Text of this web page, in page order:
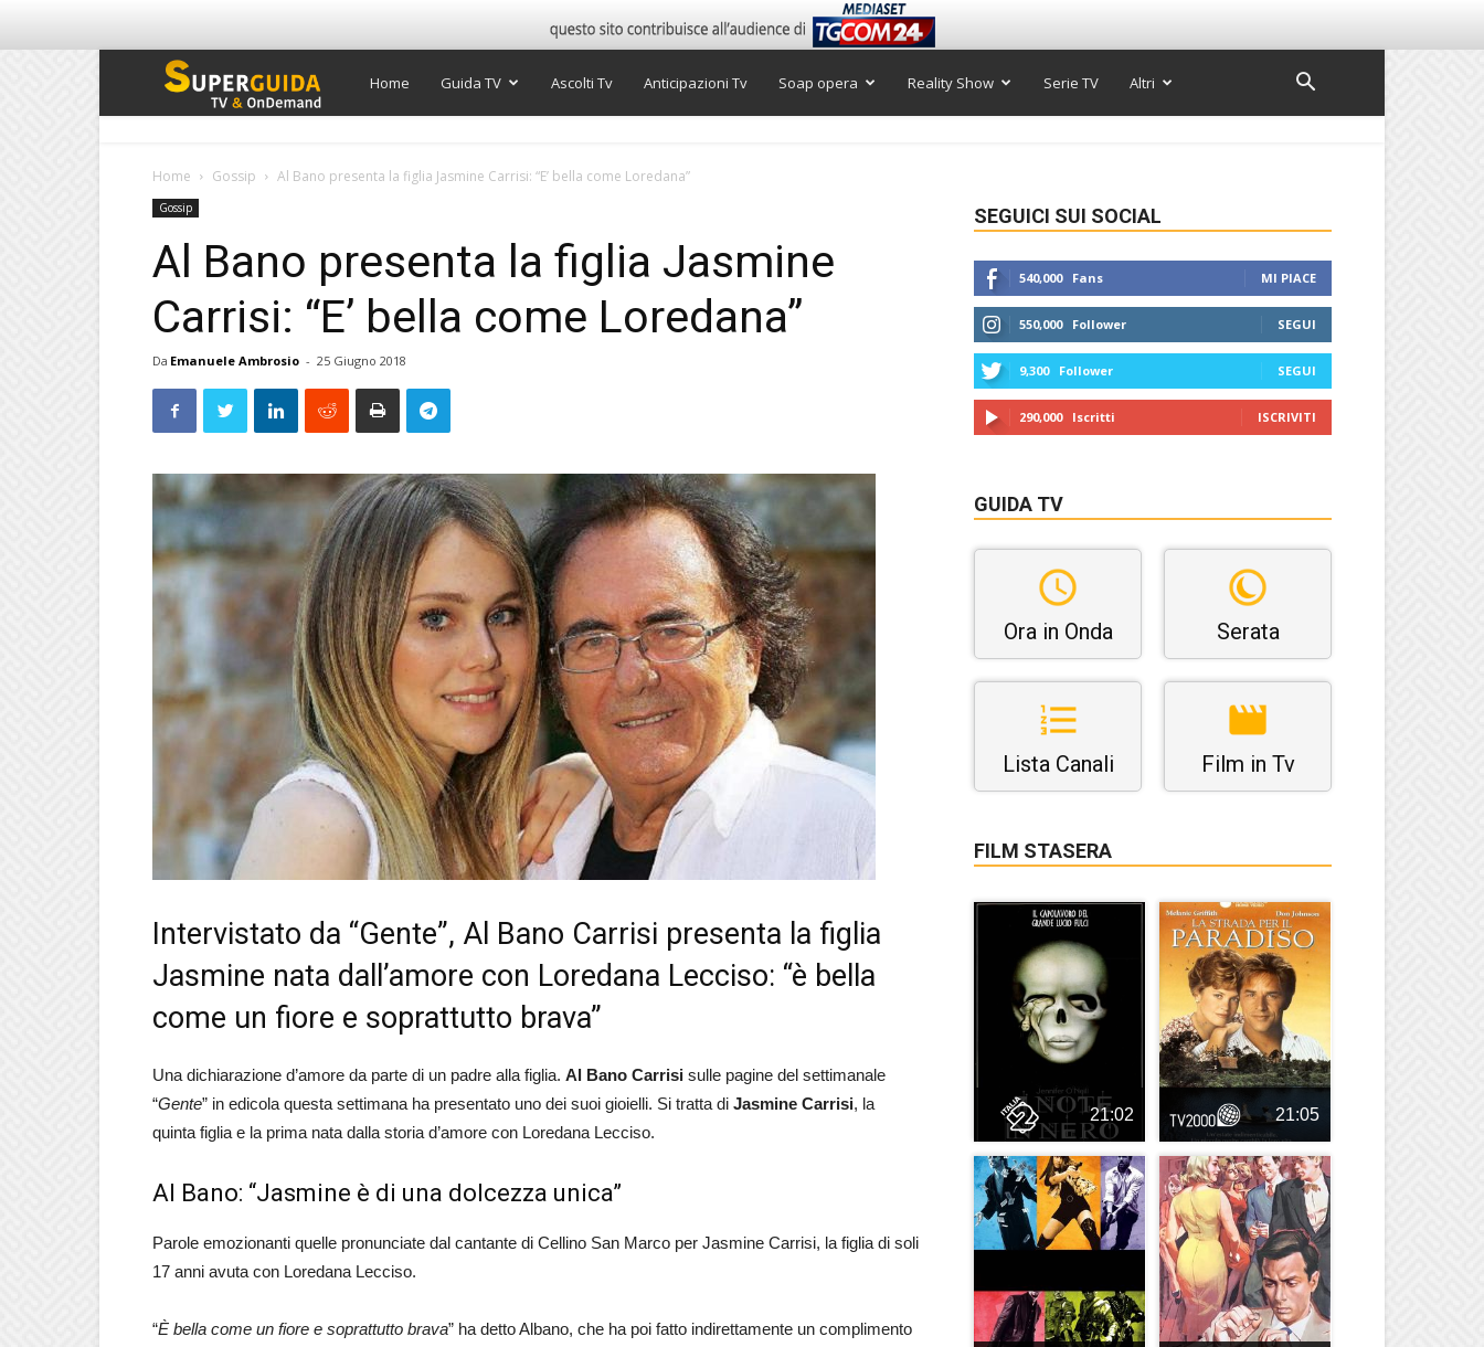
Super
Home Guida TV Ascolti Tv Anticipazioni Tv Soap opera Reality Show Serie TV Altri
Home Gossip Al Bano presenta la figlia Jasmine Carrisi: “E’ bella come Loredana”
Gossip
Al Bano presenta la figlia Jasmine
Carrisi: “E’ bella come Loredana”
Da Emanuele Ambrosio - 25 Giugno 2018
Intervistato da “Gente”, Al Bano Carrisi presenta la figlia
Jasmine nata dall’amore con Loredana Lecciso: “è bella
come un fiore e soprattutto brava”
Una dichiarazione d’amore da parte di un padre alla figlia. Al Bano Carrisi sulle pagine del settimanale
“Gente” in edicola questa settimana ha presentato uno dei suoi gioielli. Si tratta di Jasmine Carrisi, la
quinta figlia e la prima nata dalla storia d’amore con Loredana Lecciso.
Al Bano: “Jasmine è di una dolcezza unica”
Parole emozionanti quelle pronunciate dal cantante di Cellino San Marco per Jasmine Carrisi, la figlia di soli
17 anni avuta con Loredana Lecciso.
“È bella come un fiore e soprattutto brava” ha detto Albano, che ha poi fatto indirettamente un complimento
SEGUICI SUI SOCIAL
540,000 Fans MI PIACE
550,000 Follower SEGUI
9,300 Follower SEGUI
290,000 Iscritti ISCRIVITI
GUIDA TV
Ora in Onda Serata
Lista Canali Film in Tv
FILM STASERA
21:02 21:05